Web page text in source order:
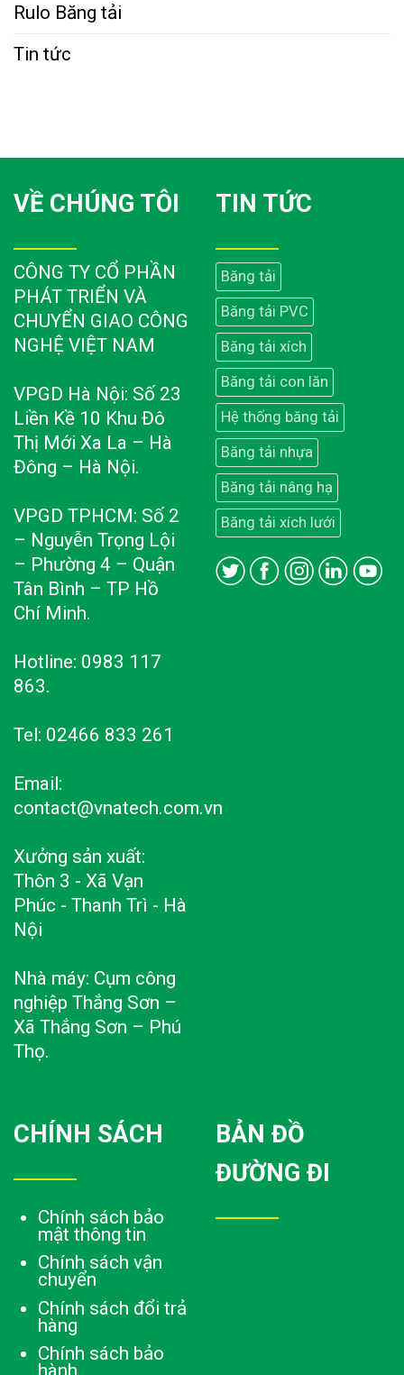
Rulo Băng tải
Tin tức
VỀ CHÚNG TÔI
CÔNG TY CỔ PHẦN
PHÁT TRIỂN VÀ
CHUYỂN GIAO CÔNG
NGHỆ VIỆT NAM
VPGD Hà Nội: Số 23
Liền Kề 10 Khu Đô
Thị Mới Xa La – Hà
Đông – Hà Nội.
VPGD TPHCM: Số 2
– Nguyễn Trọng Lội
– Phường 4 – Quận
Tân Bình – TP Hồ
Chí Minh.
Hotline: 0983 117
863.
Tel: 02466 833 261
Email:
contact@vnatech.com.vn
Xưởng sản xuất:
Thôn 3 - Xã Vạn
Phúc - Thanh Trì - Hà
Nội
Nhà máy: Cụm công
nghiệp Thắng Sơn –
Xã Thắng Sơn – Phú
Thọ.
TIN TỨC
Băng tải
Băng tải PVC
Băng tải xích
Băng tải con lăn
Hệ thống băng tải
Băng tải nhựa
Băng tải nâng hạ
Băng tải xích lưới
CHÍNH SÁCH
Chính sách bảo
mật thông tin
Chính sách vận
chuyển
Chính sách đổi trả
hàng
Chính sách bảo
BẢN ĐỒ
ĐƯỜNG ĐI